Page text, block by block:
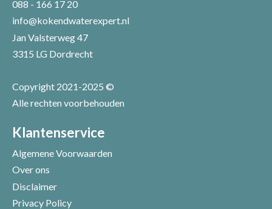
Uw recensie *
088 - 166 17 20
info@kokendwaterexpert.nl
Jan Valsterweg 47
3315 LG Dordrecht
Copyright 2021-2025 ©
Alle rechten voorbehouden
Klantenservice
Algemene Voorwaarden
Over ons
Disclaimer
Privacy Policy